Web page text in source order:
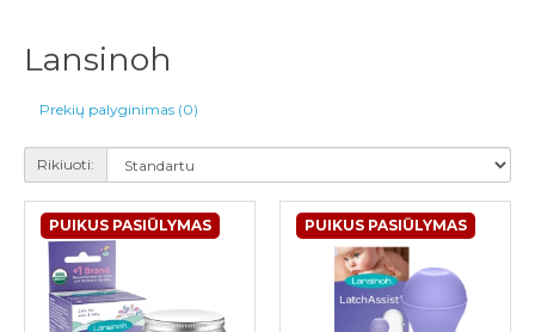
Lansinoh
Prekių palyginimas (0)
Rikiuoti:
PUIKUS PASIŪLYMAS PUIKUS PASIŪLYMAS